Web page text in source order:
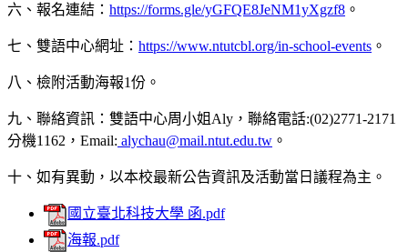
六、報名連結： https://forms.gle/yGFQE8JeNM1yXgzf8 。
七、雙語中心網址： https://www.ntutcbl.org/in-school-events 。
八、檢附活動海報1份。
九、聯絡資訊：雙語中心周小姐Aly，聯絡電話:(02)2771-2171
分機1162，Email: alychau@mail.ntut.edu.tw 。
十、如有異動，以本校最新公告資訊及活動當日議程為主。
國立臺北科技大學 函.pdf
海報.pdf